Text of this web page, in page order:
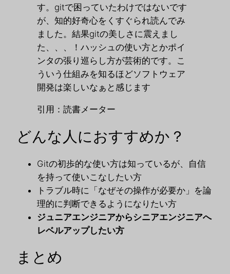
す。gitで困っていたわけではないです
が、知的好奇心をくすぐられ読んでみ
ました。結果gitの美しさに震えまし
た、、、！ハッシュの使い方とかポイ
ンタの張り巡らし方が芸術的です。こ
ういう仕組みを知るほどソフトウェア
開発は楽しいなぁと感じます
引用：読書メーター
どんな人におすすめか？
Gitの初歩的な使い方は知っているが、自信
を持って使いこなしたい方
トラブル時に「なぜその操作が必要か」を論
理的に判断できるようになりたい方
ジュニアエンジニアからシニアエンジニアへ
レベルアップしたい方
まとめ